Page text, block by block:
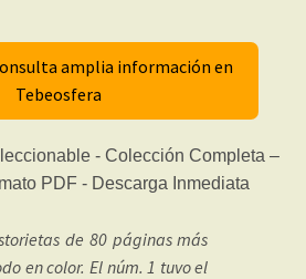
amplia información en
Tebeosfera
de 80 páginas más
en color. El núm. 1 tuvo el